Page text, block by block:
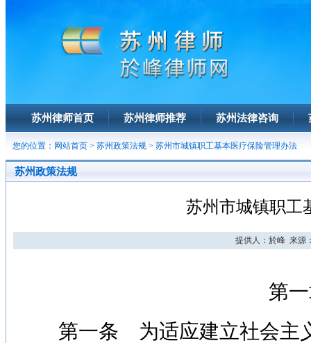
苏州律师首页 苏州律师推荐 苏州法律咨询
您的位置： 网站首页 > 苏州政策法规 > 苏州市城镇职工基本医疗保险管理办法
苏州政策法规
苏州市城镇职工
提供人：於峰 来源
第
第一条 为适应建立社会主